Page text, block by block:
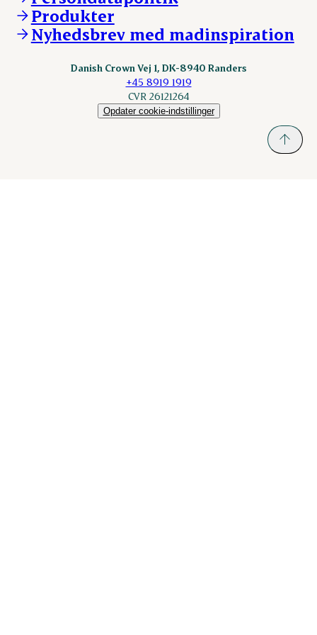
KLS.se
nordicspoor.com
Scanhide.dk
Produkter
Nyhedsbrev med madinspiration
Danish Crown Vej 1, DK-8940 Randers
+45 8919 1919
CVR 26121264
Opdater cookie-indstillinger